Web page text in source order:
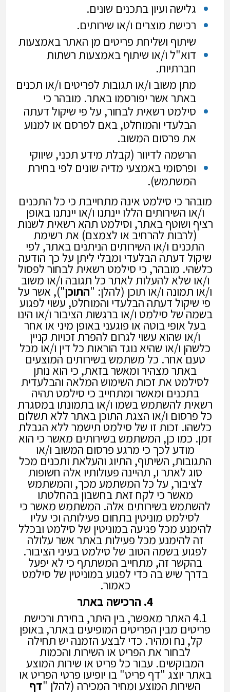
גלישה ועיון בתכנים שונים.
רכישת מוצרים ו/או שירותים.
שיתוף ושליחת פריטים מן האתר באמצעות
דוא"ל ו/או שיתוף באמצעות רשתות
חברתיות.
מתן משוב ו/או תגובות לפריטים ו/או תכנים
באתר אשר יפורסמו באתר. מובהר כי
סילמט רשאית לבחור, על פי שיקול דעתה
הבלעדי והמוחלט, באם לפרסם או למנוע
את פרסום המשוב.
הרשמה לדיוור (קבלת מידע תכני, שיווקי
ופרסומי באמצעי מדיה שונים לפי בחירת
המשתמש).
מובהר כי סילמט אינה מתחייבת כי כל התכנים
ו/או השירותים הללו יינתנו ו/או יינתנו באופן
רציף ושוטף באתר, וסילמט תהא רשאית לשנות
(לרבות להרחיב או לצמצם) את רשימת
התכנים ו/או השירותים הניתנים באתר, לפי
שיקול דעתה הבלעדי ומבלי ליתן על כך הודעה
כלשהי. מובהר, כי סילמט רשאית לבחור לפסול
ו/או שלא להעלות לאתר כל תגובה ו/או משוב
ו/או תמונה ו/או תוכן (להלן: "התוכן"), אשר על
פי שיקול דעתה הבלעדי והמוחלט, עשוי לפגוע
בשמה של סילמט ו/או ברגשות הציבור ו/או הינו
בעל אופי בוטה או פוגעני באופן מיני או אחר
ו/או שהוא עשוי לגרום להפרת זכויות קניין
כלשהן ו/או שהיא נוגד הוראות כל דין ו/או מכל
טעם אחר. כל משתמש בשירותים המוצעים
באתר מצהיר ומאשר בזאת, כי הוא נותן
לסילמט את זכות השימוש המלאה והבלעדית
בתכנים ומאשר ומתחייב כי סילמט תהיה
רשאית להשתמש בשמו ו/או בתמונתו במסגרת
כל פרסום ו/או הצגת התוכן באתר ללא תשלום
כלשהו. זכות זו של סילמט תישמר ללא הגבלת
זמן. כמו כן, המשתמש בשירותים מאשר כי הוא
מודע לכך כי מרגע פרסום המשוב ו/או
התגובות, השיתוף, התיוג והעלאת ותכנים מכל
סוג לאתר ו, תהיינה פעולותיו אלה חשופות
לציבור, על כל המשתמע מכך, והמשתמש
מאשר כי לקח זאת בחשבון בהחלטתו
להשתמש בשירותים אלה. המשתמש מאשר כי
לסילמט מוניטין בתחום פעילותה וכי עליו
להימנע מכל פגיעה במוניטין של סילמט ובכלל
זה להימנע מכל פעילות באתר אשר עלולה
לפגוע בשמה הטוב של סילמט בעיני הציבור.
בהקשר זה, מתחייב המשתתף כי לא יפעל
בדרך שיש בה כדי לפגוע במוניטין של סילמט
כאמור.
4. הרכישה באתר
4.1 האתר מאפשר, בין היתר, בחירת ורכישת
פריטים מבין הפריטים המופיעים באתר, באופן
קל, נח ומהיר. כדי לבצע הזמנה יש תחילה
לבחור את הפריט או השירות והכמות
המבוקשים. עבור כל פריט או שירות המוצע
באתר יוצג "דף פריט" בו יופיעו פרטי הפריט או
השירות המוצע ומחיר המכירה (להלן "דף